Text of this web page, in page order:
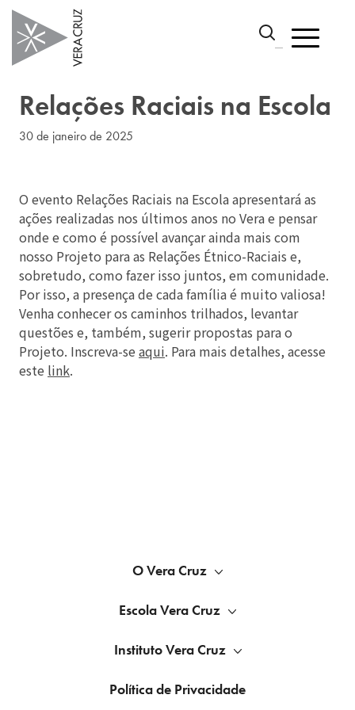
Relações Raciais na Escola
30 de janeiro de 2025
O evento Relações Raciais na Escola apresentará as
ações realizadas nos últimos anos no Vera e pensar
onde e como é possível avançar ainda mais com
nosso Projeto para as Relações Étnico-Raciais e,
sobretudo, como fazer isso juntos, em comunidade.
Por isso, a presença de cada família é muito valiosa!
Venha conhecer os caminhos trilhados, levantar
questões e, também, sugerir propostas para o
Projeto. Inscreva-se aqui. Para mais detalhes, acesse
este link.
O Vera Cruz
Escola Vera Cruz
Instituto Vera Cruz
Política de Privacidade